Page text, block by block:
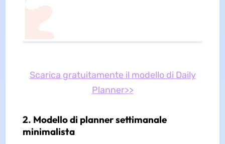
Scarica gratuitamente il modello di Daily
Planner>>
2. Modello di planner settimanale
minimalista